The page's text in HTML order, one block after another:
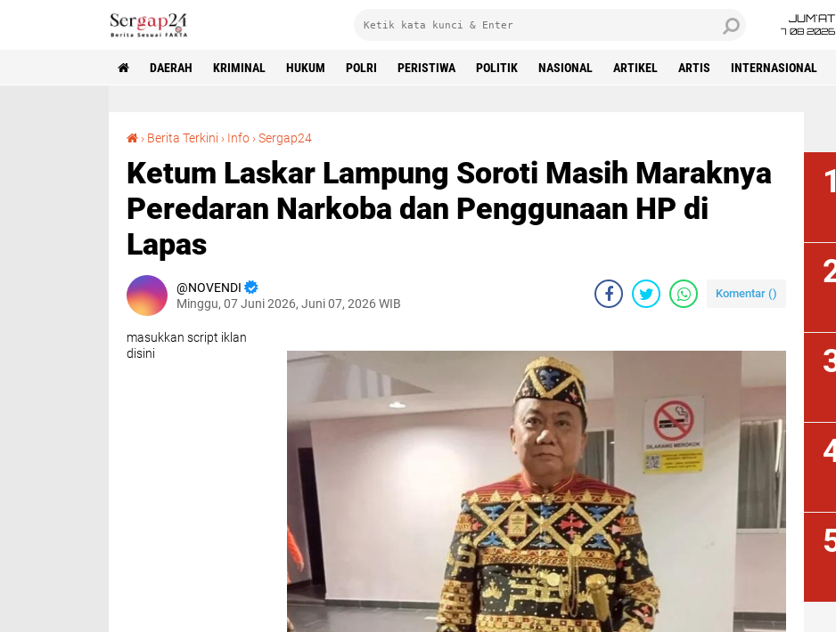
JUM'AT
7 08 2026
DAERAH KRIMINAL HUKUM POLRI PERISTIWA POLITIK NASIONAL ARTIKEL ARTIS INTERNASIONAL
› Berita Terkini › Info ›Sergap24
Ketum Laskar Lampung Soroti Masih Maraknya
Peredaran Narkoba dan Penggunaan HP di
Lapas
NOVENDI
Minggu, 07 Juni 2026, Juni 07, 2026 WIB
Komentar ()
masukkan script iklan
disini